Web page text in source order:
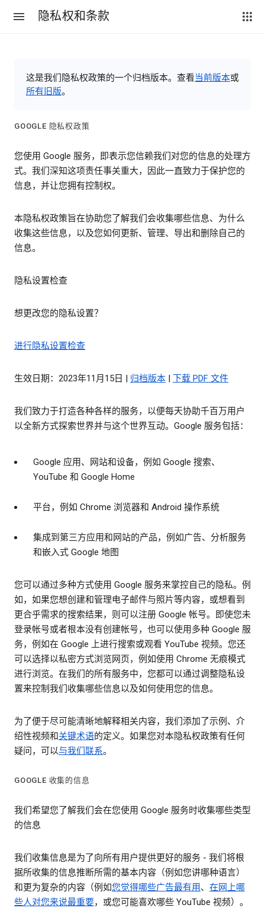
隐私权和条款
这是我们隐私权政策的一个归档版本。查看当前版本或
所有旧版。
GOOGLE 隐私权政策
您使用 Google 服务，即表示您信赖我们对您的信息的处理方
式。我们深知这项责任事关重大，因此一直致力于保护您的
信息，并让您拥有控制权。
本隐私权政策旨在协助您了解我们会收集哪些信息、为什么
收集这些信息，以及您如何更新、管理、导出和删除自己的
信息。
隐私设置检查
想更改您的隐私设置？
进行隐私设置检查
生效日期：2023年11月15日 | 归档版本 | 下载 PDF 文件
我们致力于打造各种各样的服务，以便每天协助千百万用户
以全新方式探索世界并与这个世界互动。Google 服务包括：
Google 应用、网站和设备，例如 Google 搜索、
YouTube 和 Google Home
平台，例如 Chrome 浏览器和 Android 操作系统
集成到第三方应用和网站的产品，例如广告、分析服务
和嵌入式 Google 地图
您可以通过多种方式使用 Google 服务来掌控自己的隐私。例
如，如果您想创建和管理电子邮件与照片等内容，或想看到
更合乎需求的搜索结果，则可以注册 Google 帐号。即使您未
登录帐号或者根本没有创建帐号，也可以使用多种 Google 服
务，例如在 Google 上进行搜索或观看 YouTube 视频。您还
可以选择以私密方式浏览网页，例如使用 Chrome 无痕模式
进行浏览。在我们的所有服务中，您都可以通过调整隐私设
置来控制我们收集哪些信息以及如何使用您的信息。
为了便于尽可能清晰地解释相关内容，我们添加了示例、介
绍性视频和关键术语的定义。如果您对本隐私权政策有任何
疑问，可以与我们联系。
GOOGLE 收集的信息
我们希望您了解我们会在您使用 Google 服务时收集哪些类型
的信息
我们收集信息是为了向所有用户提供更好的服务 - 我们将根
据所收集的信息推断所需的基本内容（例如您讲哪种语言）
和更为复杂的内容（例如您觉得哪些广告最有用、 在网上哪
些人对您来说最重要，或您可能喜欢哪些 YouTube 视频）。